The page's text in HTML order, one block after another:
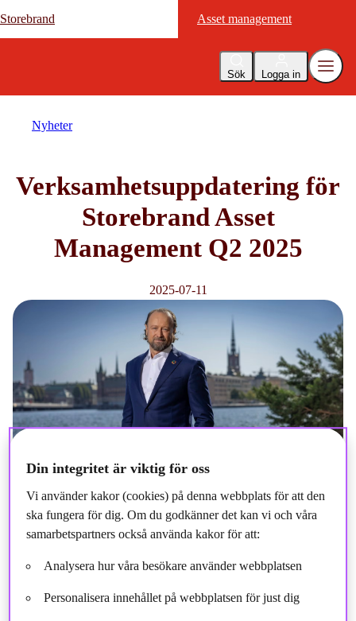
Storebrand Asset management
Sök Logga in
Storebrand Asset management
Nyheter
Verksamhetsuppdatering för
Storebrand Asset
Management Q2 2025
2025-07-11
Din integritet är viktig för oss
Vi använder kakor (cookies) på denna webbplats för att den
ska fungera för dig. Om du godkänner det kan vi och våra
samarbetspartners också använda kakor för att:
Analysera hur våra besökare använder webbplatsen
Personalisera innehållet på webbplatsen för just dig